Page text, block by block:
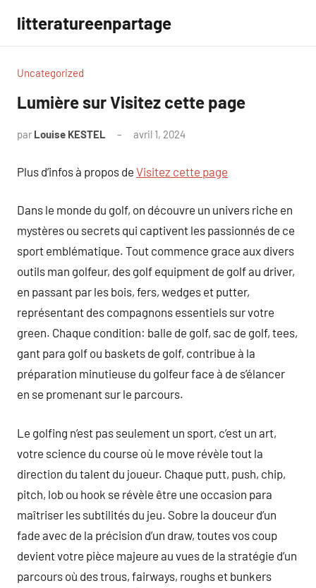
contenu
litteratureenpartage
Uncategorized
Lumière sur Visitez cette page
par Louise KESTEL avril 1, 2024
Plus d’infos à propos de Visitez cette page
Dans le monde du golf, on découvre un univers riche en
mystères ou secrets qui captivent les passionnés de ce
sport emblématique. Tout commence grace aux divers
outils man golfeur, des golf equipment de golf au driver,
en passant par les bois, fers, wedges et putter,
représentant des compagnons essentiels sur votre
green. Chaque condition: balle de golf, sac de golf, tees,
gant para golf ou baskets de golf, contribue à la
préparation minutieuse du golfeur face à de s’élancer
en se promenant sur le parcours.
Le golfing n’est pas seulement un sport, c’est un art,
votre science du course où le move révèle tout la
direction du talent du joueur. Chaque putt, push, chip,
pitch, lob ou hook se révèle être une occasion para
maîtriser les subtilités du jeu. Sobre la douceur d’un
fade avec de la précision d’un draw, toutes vos coup
devient votre pièce majeure au vues de la stratégie d’un
parcours où des trous, fairways, roughs et bunkers